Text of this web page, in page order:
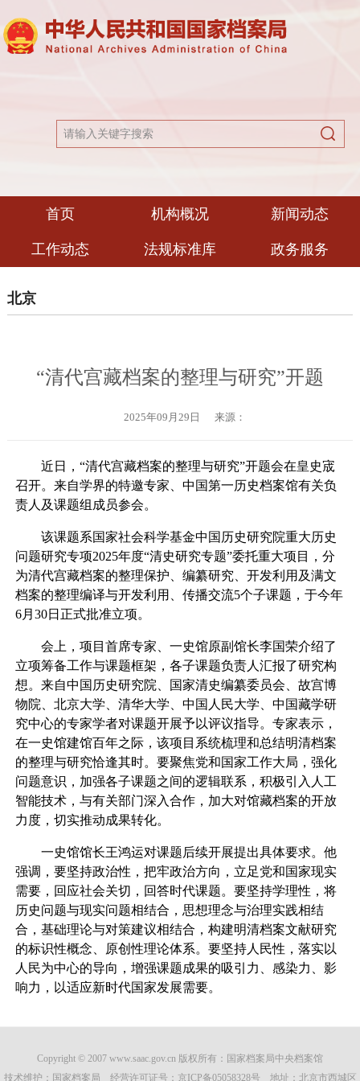
首页 机构概况 新闻动态
工作动态 法规标准库 政务服务
北京
“清代宫藏档案的整理与研究”开题
2025年09月29日 来源：
近日，“清代宫藏档案的整理与研究”开题会在皇史宬
召开。来自学界的特邀专家、中国第一历史档案馆有关负
责人及课题组成员参会。
该课题系国家社会科学基金中国历史研究院重大历史
问题研究专项2025年度“清史研究专题”委托重大项目，分
为清代宫藏档案的整理保护、编纂研究、开发利用及满文
档案的整理编译与开发利用、传播交流5个子课题，于今年
6月30日正式批准立项。
会上，项目首席专家、一史馆原副馆长李国荣介绍了
立项筹备工作与课题框架，各子课题负责人汇报了研究构
想。来自中国历史研究院、国家清史编纂委员会、故宫博
物院、北京大学、清华大学、中国人民大学、中国藏学研
究中心的专家学者对课题开展予以评议指导。专家表示，
在一史馆建馆百年之际，该项目系统梳理和总结明清档案
的整理与研究恰逢其时。要聚焦党和国家工作大局，强化
问题意识，加强各子课题之间的逻辑联系，积极引入人工
智能技术，与有关部门深入合作，加大对馆藏档案的开放
力度，切实推动成果转化。
一史馆馆长王鸿运对课题后续开展提出具体要求。他
强调，要坚持政治性，把牢政治方向，立足党和国家现实
需要，回应社会关切，回答时代课题。要坚持学理性，将
历史问题与现实问题相结合，思想理念与治理实践相结
合，基础理论与对策建议相结合，构建明清档案文献研究
的标识性概念、原创性理论体系。要坚持人民性，落实以
人民为中心的导向，增强课题成果的吸引力、感染力、影
响力，以适应新时代国家发展需要。
Copyright © 2007 www.saac.gov.cn 版权所有：国家档案局中央档案馆
技术维护：国家档案局 经营许可证号： 京ICP备05058328号地址：北京市西城区